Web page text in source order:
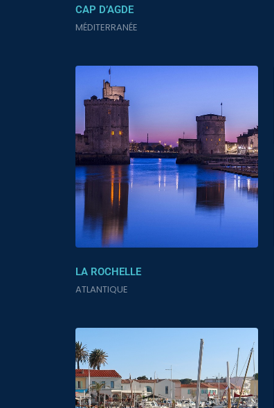
CAP D’AGDE
MÉDITERRANÉE
LA ROCHELLE
ATLANTIQUE